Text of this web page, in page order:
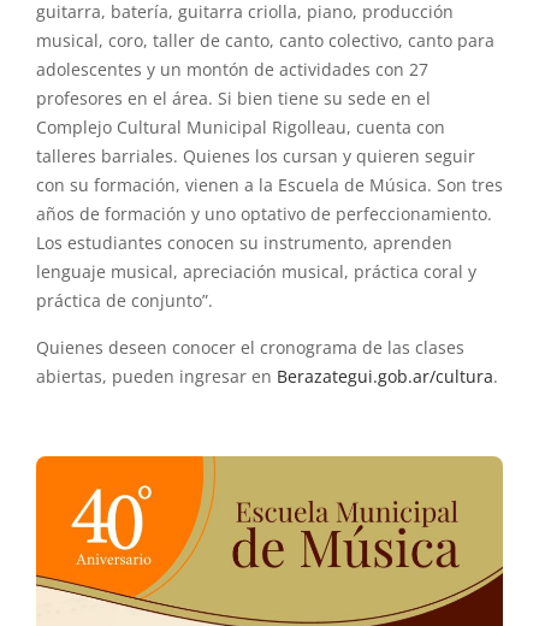
guitarra, batería, guitarra criolla, piano, producción
musical, coro, taller de canto, canto colectivo, canto para
adolescentes y un montón de actividades con 27
profesores en el área. Si bien tiene su sede en el
Complejo Cultural Municipal Rigolleau, cuenta con
talleres barriales. Quienes los cursan y quieren seguir
con su formación, vienen a la Escuela de Música. Son tres
años de formación y uno optativo de perfeccionamiento.
Los estudiantes conocen su instrumento, aprenden
lenguaje musical, apreciación musical, práctica coral y
práctica de conjunto”.
Quienes deseen conocer el cronograma de las clases
abiertas, pueden ingresar en Berazategui.gob.ar/cultura.